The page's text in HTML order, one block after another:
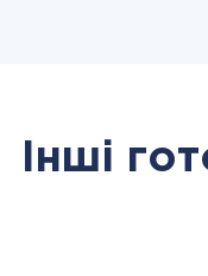
Інші